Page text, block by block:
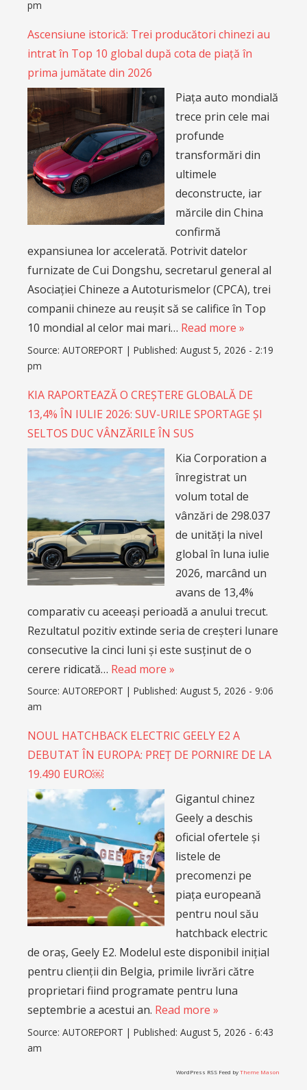
pm
Ascensiune istorică: Trei producători chinezi au
intrat în Top 10 global după cota de piață în
prima jumătate din 2026
Piața auto mondială
trece prin cele mai
profunde
transformări din
ultimele
deconstructe, iar
mărcile din China
confirmă
expansiunea lor accelerată. Potrivit datelor
furnizate de Cui Dongshu, secretarul general al
Asociației Chineze a Autoturismelor (CPCA), trei
companii chineze au reușit să se califice în Top
10 mondial al celor mai mari… Read more »
Source: AUTOREPORT | Published: August 5, 2026 - 2:19
pm
KIA RAPORTEAZĂ O CREȘTERE GLOBALĂ DE
13,4% ÎN IULIE 2026: SUV-URILE SPORTAGE ȘI
SELTOS DUC VÂNZĂRILE ÎN SUS
Kia Corporation a
înregistrat un
volum total de
vânzări de 298.037
de unități la nivel
global în luna iulie
2026, marcând un
avans de 13,4%
comparativ cu aceeași perioadă a anului trecut.
Rezultatul pozitiv extinde seria de creșteri lunare
consecutive la cinci luni și este susținut de o
cerere ridicată… Read more »
Source: AUTOREPORT | Published: August 5, 2026 - 9:06
am
NOUL HATCHBACK ELECTRIC GEELY E2 A
DEBUTAT ÎN EUROPA: PREȚ DE PORNIRE DE LA
19.490 EURO￼
Gigantul chinez
Geely a deschis
oficial ofertele și
listele de
precomenzi pe
piața europeană
pentru noul său
hatchback electric
de oraș, Geely E2. Modelul este disponibil inițial
pentru clienții din Belgia, primile livrări către
proprietari fiind programate pentru luna
septembrie a acestui an. Read more »
Source: AUTOREPORT | Published: August 5, 2026 - 6:43
am
WordPress RSS Feed byTheme Mason